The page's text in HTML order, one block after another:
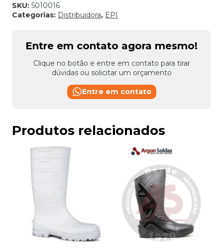
SKU: 5010016
Categorias: Distribuidora, EPI
Entre em contato agora mesmo!
Clique no botão e entre em contato para tirar
dúvidas ou solicitar um orçamento
Entre em contato
Produtos relacionados